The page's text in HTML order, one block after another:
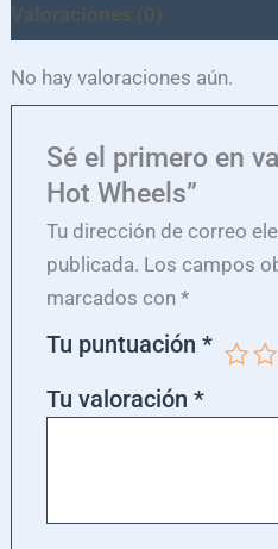
Valoraciones (0)
No hay valoraciones aún.
Sé el primero en
Hot Wheels”
Tu dirección de correo
publicada. Los campos
marcados con *
Tu puntuación *
Tu valoración *